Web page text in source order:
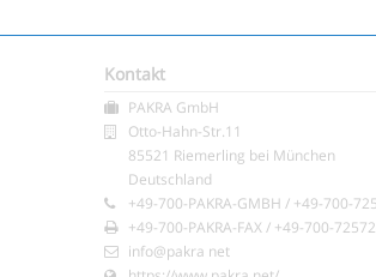
Kontakt
PAKRA GmbH
Otto-Hahn-Str.11
85521 Riemerling bei München
Deutschland
+49-700-PAKRA-GMBH / +49-700-
+49-700-PAKRA-FAX / +49-700-
info@pakra net